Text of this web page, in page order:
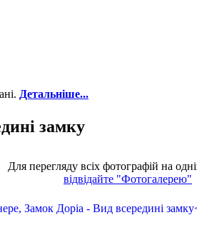
Детальніше...
замку
Для перегляду всіх фотографій на
відвідайте "Фотогалерею"